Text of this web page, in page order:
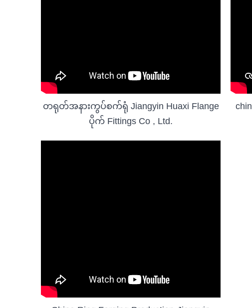
တရုတ်အနားကွပ်စက်ရုံ Jiangyin Huaxi Flange
ပိုက် Fittings Co , Ltd.